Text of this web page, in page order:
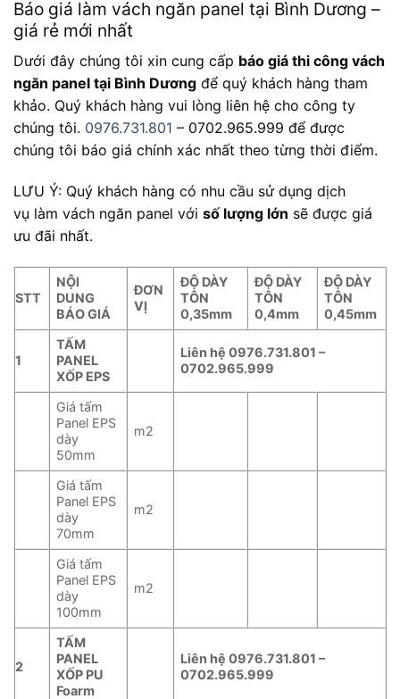
Báo giá làm vách ngăn panel tại Bình Dương –
giá rẻ mới nhất
Dưới đây chúng tôi xin cung cấp báo giá thi công vách
ngăn panel tại Bình Dương để quý khách hàng tham
khảo. Quý khách hàng vui lòng liên hệ cho công ty
chúng tôi. 0976.731.801 – 0702.965.999 để được
chúng tôi báo giá chính xác nhất theo từng thời điểm.
LƯU Ý: Quý khách hàng có nhu cầu sử dụng dịch
vụ làm vách ngăn panel với số lượng lớn sẽ được giá
ưu đãi nhất.
STT
NỘI
DUNG
BÁO GIÁ
ĐƠN
VỊ
ĐỘ DÀY
TÔN
0,35mm
ĐỘ DÀY
TÔN
0,4mm
ĐỘ DÀY
TÔN
0,45mm
1
TẤM
PANEL
XỐP EPS
Liên hệ 0976.731.801 –
0702.965.999
Giá tấm
Panel EPS
dày
50mm
m2
Giá tấm
Panel EPS
dày
70mm
m2
Giá tấm
Panel EPS
dày
100mm
m2
2
TẤM
PANEL
XỐP PU
Foarm
Liên hệ 0976.731.801 –
0702.965.999